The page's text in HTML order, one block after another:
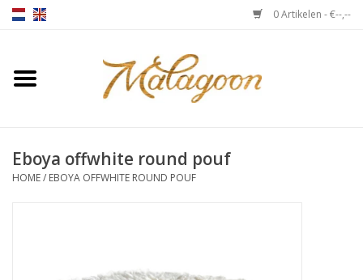
0 Artikelen - €--,--
Home
Plaids
Eboya offwhite round pouf
HOME/ EBOYA OFFWHITE ROUND POUF